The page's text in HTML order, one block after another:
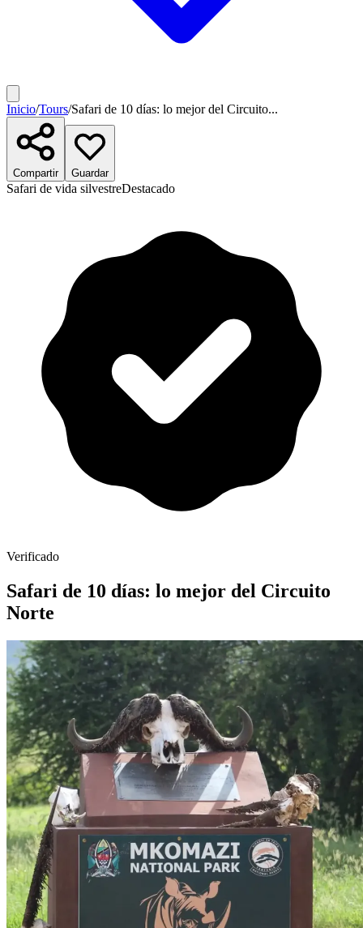
Inicio/Tours/Safari de 10 días: lo mejor del Circuito...
Compartir Guardar
Safari de vida silvestreDestacado
Verificado
Safari de 10 días: lo mejor del Circuito
Norte